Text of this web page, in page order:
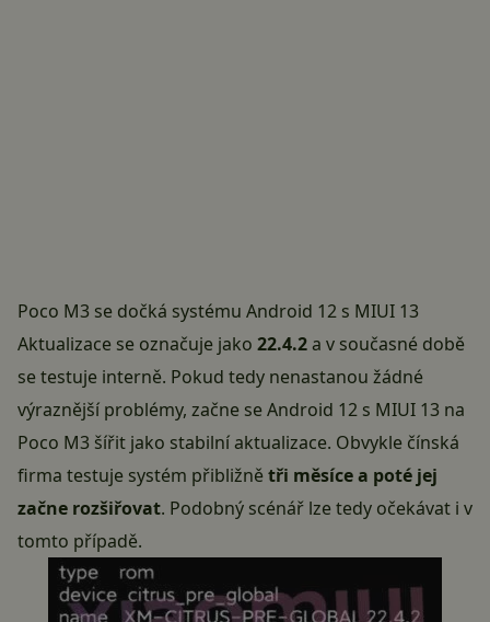
Poco M3 se dočká systému Android 12 s MIUI 13
Aktualizace se označuje jako 22.4.2a v současné době
se testuje interně. Pokud tedy nenastanou žádné
výraznější problémy, začne se Android 12 s MIUI 13 na
Poco M3 šířit jako stabilní aktualizace. Obvykle čínská
firma testuje systém přibližnětři měsíce a poté jej
začne rozšiřovat. Podobný scénář lze tedy očekávat i v
tomto případě.